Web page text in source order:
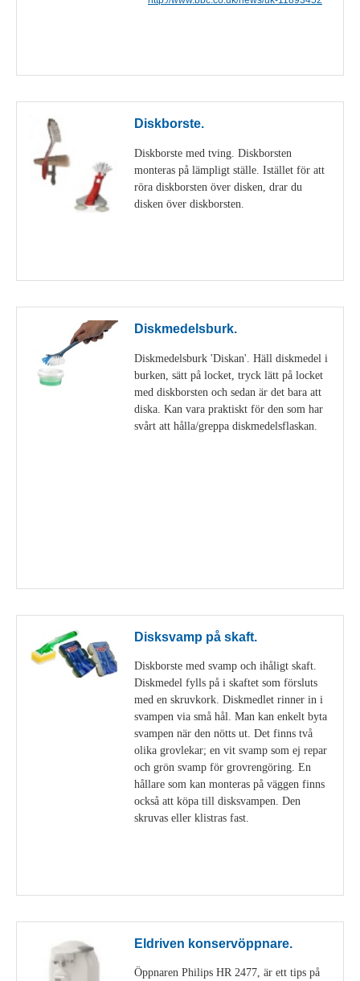
Diskborste.
Diskborste med tving. Diskborsten
monteras på lämpligt ställe. Istället för att
röra diskborsten över disken, drar du
disken över diskborsten.
Diskmedelsburk.
Diskmedelsburk 'Diskan'. Häll diskmedel i
burken, sätt på locket, tryck lätt på locket
med diskborsten och sedan är det bara att
diska. Kan vara praktiskt för den som har
svårt att hålla/greppa diskmedelsflaskan.
Disksvamp på skaft.
Diskborste med svamp och ihåligt skaft.
Diskmedel fylls på i skaftet som försluts
med en skruvkork. Diskmedlet rinner in i
svampen via små hål. Man kan enkelt byta
svampen när den nötts ut. Det finns två
olika grovlekar; en vit svamp som ej repar
och grön svamp för grovrengöring. En
hållare som kan monteras på väggen finns
också att köpa till disksvampen. Den
skruvas eller klistras fast.
Eldriven konservöppnare.
Öppnaren Philips HR 2477, är ett tips på